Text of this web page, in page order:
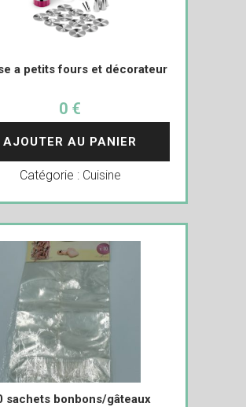
a petits fours et décorateur
0 €
AJOUTER AU PANIER
Catégorie : Cuisine
sachets bonbons/gâteaux